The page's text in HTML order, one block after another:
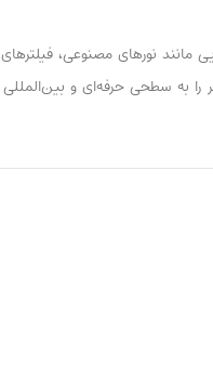
مانند نورهای مصنوعی، فیلترهای
را به سطحی حرفه‌ای و بین‌المللی